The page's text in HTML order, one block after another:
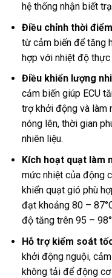
hệ thống nhận biết
Điều chỉnh thời
từ cảm biến để tăng
hợp với nhiệt độ
Điều khiển lượng
cảm biến giúp ECU
trợ khởi động và làm
nóng lên, thời gian
nhiên liệu.
Kích hoạt quạt làm
mức nhiệt của động
khiển quạt gió phù
đạt khoảng 80 –
độ tăng trên 95 –
Hỗ trợ kiểm soát
khởi động nguội,
không tải để động